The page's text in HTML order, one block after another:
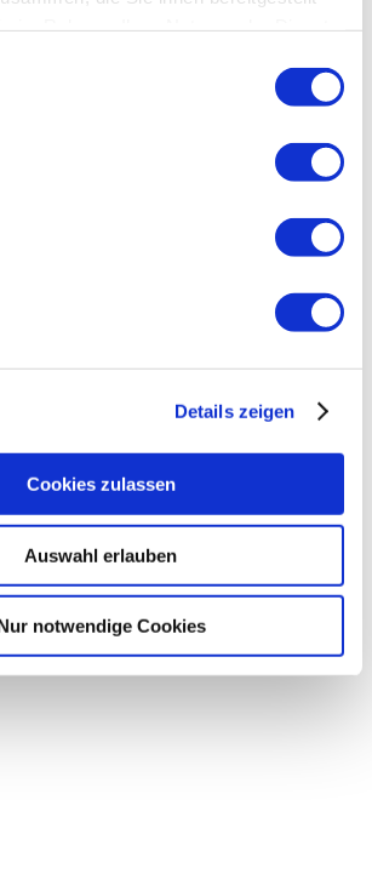
Details zeigen
Cookies zulassen
Auswahl erlauben
notwendige Cookies